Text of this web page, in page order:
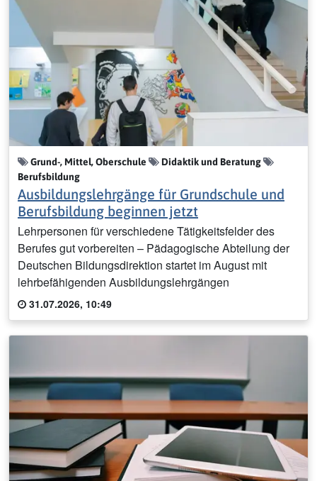
Grund-, Mittel, Oberschule
Didaktik und Beratung
Berufsbildung
Ausbildungslehrgänge für Grundschule und
Berufsbildung beginnen jetzt
Lehrpersonen für verschiedene Tätigkeitsfelder des
Berufes gut vorbereiten – Pädagogische Abteilung der
Deutschen Bildungsdirektion startet im August mit
lehrbefähigenden Ausbildungslehrgängen
31.07.2026, 10:49